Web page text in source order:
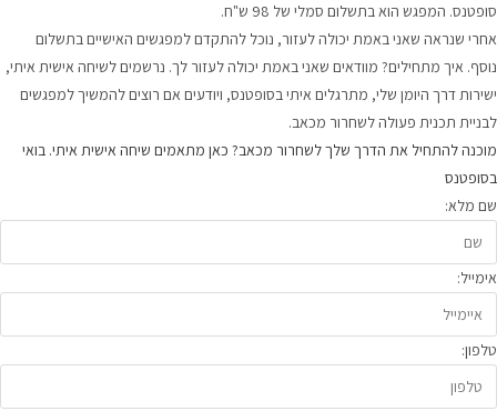
סופטנס. המפגש הוא בתשלום סמלי של 98 ש"ח.
אחרי שנראה שאני באמת יכולה לעזור, נוכל להתקדם למפגשים האישיים בתשלום
נוסף. איך מתחילים? מוודאים שאני באמת יכולה לעזור לך. נרשמים לשיחה אישית איתי,
ישירות דרך היומן שלי, מתרגלים איתי בסופטנס, ויודעים אם רוצים להמשיך למפגשים
לבניית תכנית פעולה לשחרור מכאב.
מוכנה להתחיל את הדרך שלך לשחרור מכאב? כאן מתאמים שיחה אישית איתי. בואי
בסופטנס
שם מלא:
אימייל:
טלפון: